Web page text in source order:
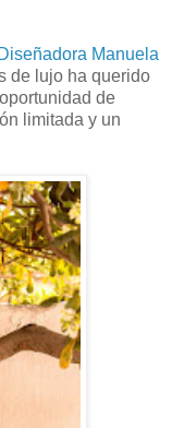
Diseñadora Manuela
de lujo ha querido
de
limitada y un